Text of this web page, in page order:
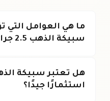
ما هي العوامل التي
سبيكة الذهب 2.5 جرام عيار 24؟
استثمارًا جيدًا؟